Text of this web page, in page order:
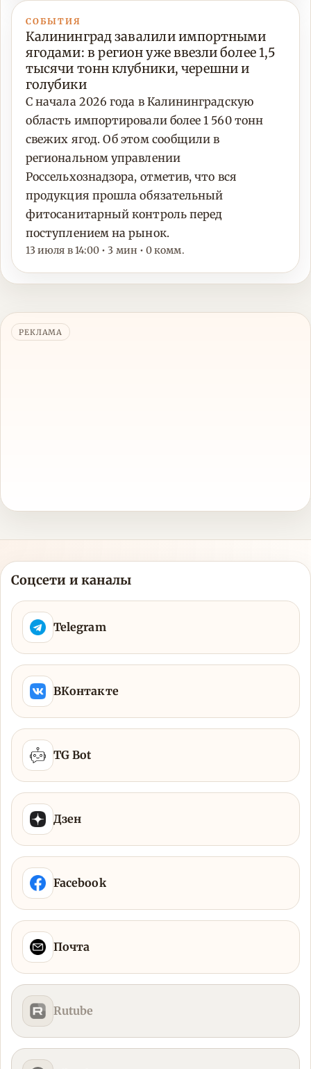
СОБЫТИЯ
Калининград завалили импортными
ягодами: в регион уже ввезли более 1,5
тысячи тонн клубники, черешни и
голубики
С начала 2026 года в Калининградскую
область импортировали более 1 560 тонн
свежих ягод. Об этом сообщили в
региональном управлении
Россельхознадзора, отметив, что вся
продукция прошла обязательный
фитосанитарный контроль перед
поступлением на рынок.
13 июля в 14:00 • 3 мин • 0 комм.
РЕКЛАМА
Соцсети и каналы
Telegram
ВКонтакте
TG Bot
Дзен
Facebook
Почта
Rutube